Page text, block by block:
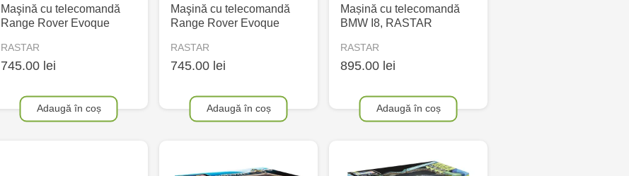
Maşină cu telecomandă
Range Rover Evoque
RASTAR
745.00 lei
Adaugă în coș
Maşină cu telecomandă
Range Rover Evoque
RASTAR
745.00 lei
Adaugă în coș
Mașină cu telecomandă
BMW I8, RASTAR
RASTAR
895.00 lei
Adaugă în coș